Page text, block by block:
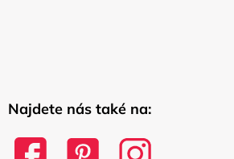
Najdete nás také na: